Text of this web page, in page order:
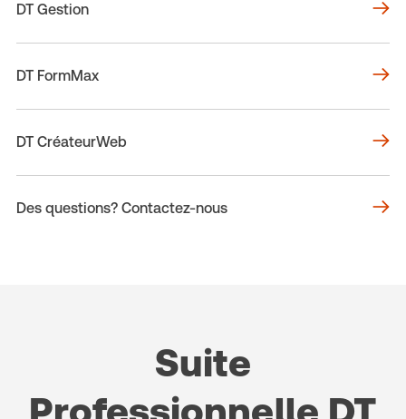
DT Gestion
DT FormMax
DT CréateurWeb
Des questions? Contactez-nous
Suite